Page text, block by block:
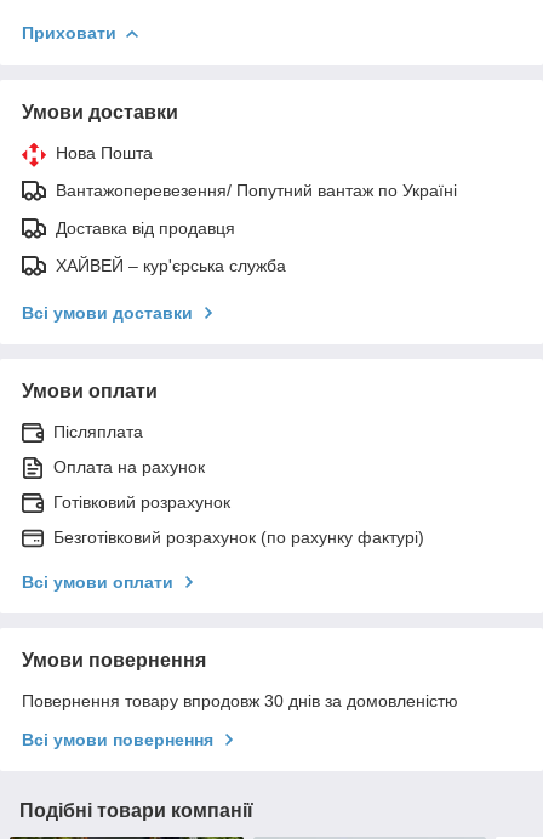
Приховати
Умови доставки
Нова Пошта
Вантажоперевезення/ Попутний вантаж по Україні
Доставка від продавця
ХАЙВЕЙ – кур'єрська служба
Всі умови доставки
Умови оплати
Післяплата
Оплата на рахунок
Готівковий розрахунок
Безготівковий розрахунок (по рахунку фактурі)
Всі умови оплати
Умови повернення
Повернення товару впродовж 30 днів за домовленістю
Всі умови повернення
Подібні товари компанії